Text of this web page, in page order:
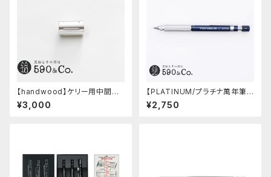
【handwood】ケリー用中間パ
ーツ/カスタムグリップ (縦溝/超
超ジュラルミン)
¥3,000
【PLATINUM/プラチナ萬年筆】
PRO-USE 241 シャープペンシ
ル (ブルー/0.5mm)
¥2,750